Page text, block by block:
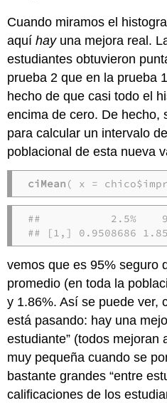
Cuando miramos el
aquíhayuna mejora real.
estudiantes obtuvieron
prueba 2 que en la prueba
hecho de que casi todo el
encima de cero. De hecho,
para calcular un intervalo
poblacional de esta nueva
ciMean ( x =
##           2.5%
## [1,] 0.9508686
vemos que es 95% seguro
promedio (en toda la
y 1.86%. Así se puede ver,
está pasando: hay una
estudiante” (todos mejoran
muy pequeña cuando se
bastante grandes “entre
calificaciones de los